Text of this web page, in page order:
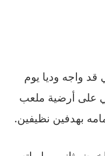
قد واجه وديا يوم
على أرضية ملعب
بهدفين نظيفين.